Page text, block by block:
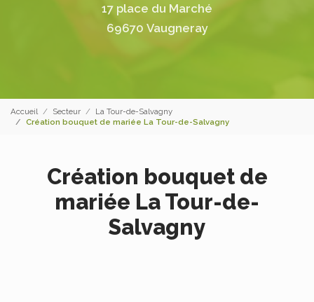
17 place du Marché
69670 Vaugneray
Accueil Secteur
La Tour-de-Salvagny
Création bouquet de mariée La Tour-de-Salvagny
Création bouquet de
mariée La Tour-de-
Salvagny